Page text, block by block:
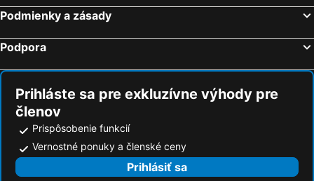
Podmienky a zásady
Podpora
Prihláste sa pre exkluzívne výhody pre
členov
Prispôsobenie funkcií
Vernostné ponuky a členské ceny
Prihlásiť sa